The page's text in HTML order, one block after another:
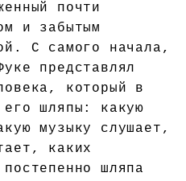
почти
и забытым
С самого начала,
представлял
который в
его шляпы: какую
музыку слушает,
каких
шляпа